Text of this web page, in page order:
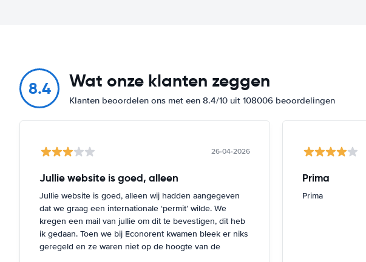
8.4 Wat onze klanten zeggen
Klanten beoordelen ons met een 8.4/10 uit 108006 beoordelingen
26-04-2026
Jullie website is goed, alleen
Jullie website is goed, alleen wij hadden aangegeven
dat we graag een internationale ‘permit’ wilde. We
kregen een mail van jullie om dit te bevestigen, dit heb
ik gedaan. Toen we bij Econorent kwamen bleek er niks
geregeld en ze waren niet op de hoogte van de
Prima
Prima